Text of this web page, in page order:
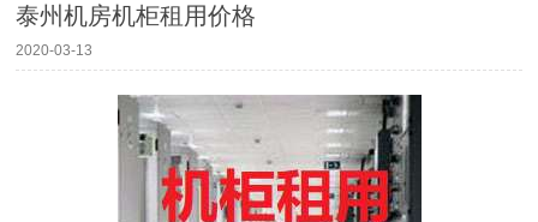
泰州机房机柜租用价格
2020-03-13